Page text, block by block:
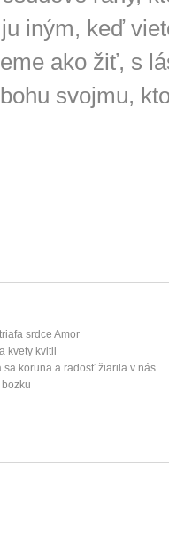
iným, keď
ako žiť, s
svojmu,
srdce Amor
kvety kvitli
sa koruna a radosť žiarila v nás